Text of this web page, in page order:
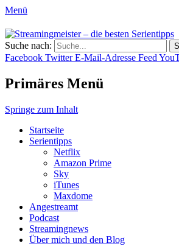
Menü
Streamingmeister –
Serientipps
Hol dir die besten
und Reviews zu neuen
Staffeln.
Suche nach:
Facebook Twitter E-Mail-Adresse Feed
Primäres Menü
Springe zum Inhalt
Startseite
Serientipps
Netflix
Amazon Prime
Sky
iTunes
Maxdome
Angestreamt
Podcast
Streamingnews
Über mich und den Blog